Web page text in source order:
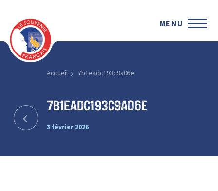
MENU
Accueil 7b1eadc193c9a06e
7b1eadc193c9a06e
3 février 2026